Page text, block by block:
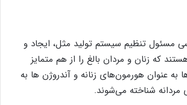
مسئول تنظیم سیستم تولید مثل، ایجاد و
که زنان و مردان بالغ را از هم متمایز
به عنوان هورمون‌های زنانه و آندروژن ها به
شناخته می‌شوند.